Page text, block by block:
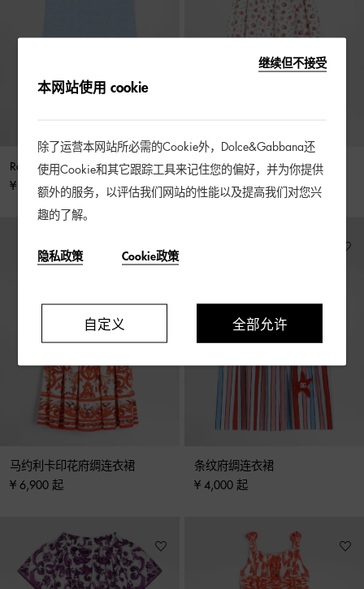
Rachel 连衣裙
¥ 9,100 起
小玫瑰印花府绸连衣裙
¥ 4,400 起
马约利卡印花府绸连衣裙
¥ 6,900 起
条纹府绸连衣裙
¥ 4,000 起
继续但不接受
本网站使用 cookie
除了运营本网站所必需的Cookie外，Dolce&Gabbana还
使用Cookie和其它跟踪工具来记住您的偏好，并为你提供
额外的服务，以评估我们网站的性能以及提高我们对您兴
趣的了解。
隐私政策 Cookie政策
自定义 全部允许